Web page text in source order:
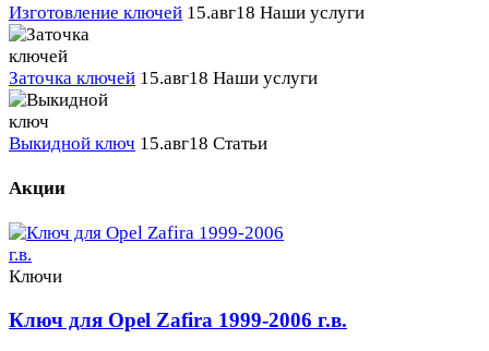
Изготовление ключей 15.авг18 Наши услуги
Заточка ключей 15.авг18 Наши услуги
Выкидной ключ 15.авг18 Статьи
Акции
Ключи
Ключ для Opel Zafira 1999-2006 г.в.